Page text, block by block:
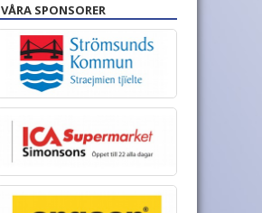
VÅRA SPONSORER